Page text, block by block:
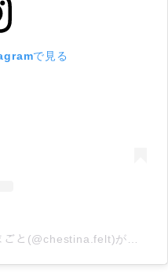
で見る
【ﾁｪｽﾃｨｰﾅ♡ﾌｪﾙﾄ】フェルトままごと(@chestina.felt)がシェアした投稿